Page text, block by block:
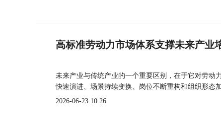
高标准劳动力市场体系支撑未来产业
未来产业与传统产业的一个重要区别，在于它对劳动
快速演进、场景持续变换、岗位不断重构和组织形态加
2026-06-23 10:26